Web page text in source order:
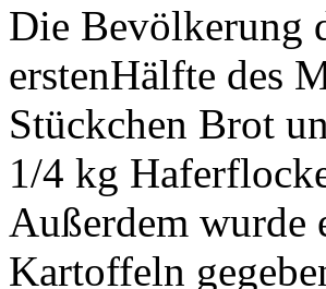
Die Bevölkerung
erstenHälfte des
Stückchen Brot
1/4 kg
Außerdem wurde
Kartoffeln